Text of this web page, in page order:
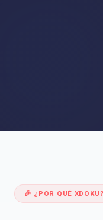
🎉 ¿POR QUÉ XDOKU?